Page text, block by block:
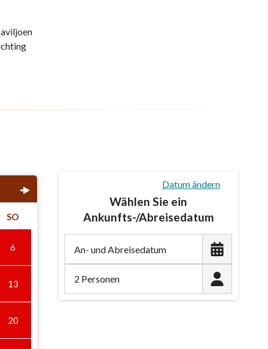
SO
6
13
20
Datum ändern
Wählen Sie ein
Ankunfts-/Abreisedatum
2 Personen